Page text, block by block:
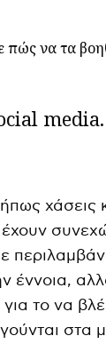
χάσεις
έννοια,
για το να
στα